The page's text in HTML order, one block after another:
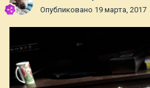
Опубликовано 19 марта, 2017